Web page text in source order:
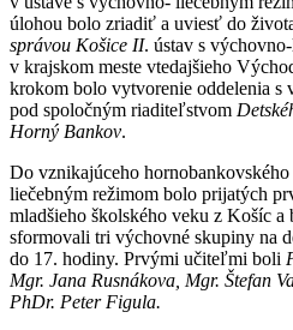
úlohou bolo zriadiť a uviesť do
správou Košice II. ústav s
v krajskom meste vtedajšieho
krokom bolo vytvorenie oddelenia s
pod spoločným riaditeľstvom
Horný Bankov.
Do vznikajúceho
liečebným režimom bolo prijatých
mladšieho školského veku z Košíc
sformovali tri výchovné skupiny na
do 17. hodiny. Prvými učiteľmi boli
Mgr. Jana Rusnákova, Mgr. Štefan
PhDr. Peter Figula.